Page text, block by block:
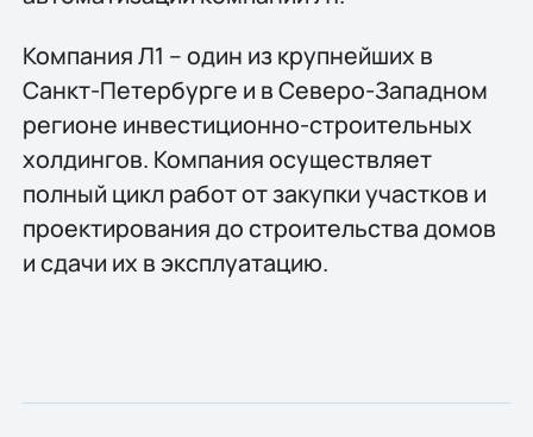
Компания Л1 – один из крупнейших в
Санкт-Петербурге и в Северо-Западном
регионе инвестиционно-строительных
холдингов. Компания осуществляет
полный цикл работ от закупки участков и
проектирования до строительства домов
и сдачи их в эксплуатацию.